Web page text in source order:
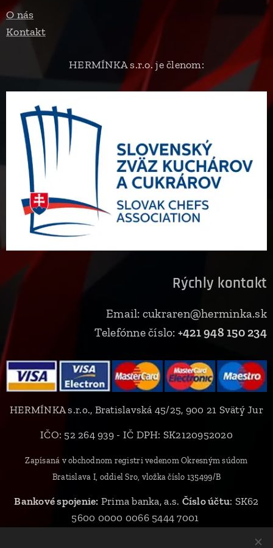
O nás
Kontakt
HERMÍNKA s.r.o. je členom:
Rýchly kontakt
Email: cukraren@herminka.sk
Telefónne číslo: +421 948 150 234
HERMÍNKA s.r.o., Bratislavská 45/25, 900 21 Svätý Jur
IČO: 52 264 939 - IČ DPH: SK2120952020
Zapísaná v obchodnom registri vedenom Okresným súdom
Bratislava I, oddiel Sro, vložka číslo 135499/B
Bankové spojenie: Prima banka, a.s. Číslo účtu: SK62
5600 0000 0066 5444 7001